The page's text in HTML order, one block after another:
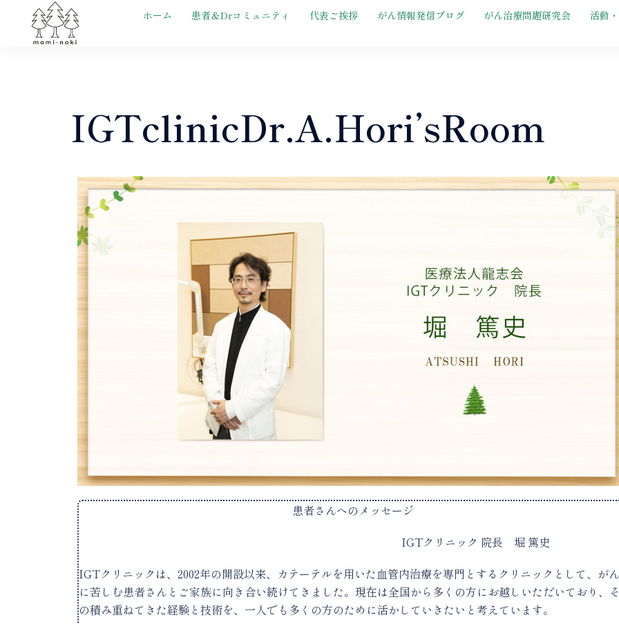
ホーム 患者＆Drコミュニティ 代表ご挨拶 がん情報発信ブログ がん治療問題研究会 活動
IGTclinicDr.A.Hori’sRoom
患者さんへのメッセージ
IGTクリニック 院長 堀 篤史
IGTクリニックは、2002年の開設以来、カテーテルを用いた血管内治療を専門とするクリニックとして、がん
に苦しむ患者さんとご家族に向き合い続けてきました。現在は全国から多くの方にお越しいただいており、そ
の積み重ねてきた経験と技術を、一人でも多くの方のために活かしていきたいと考えています。